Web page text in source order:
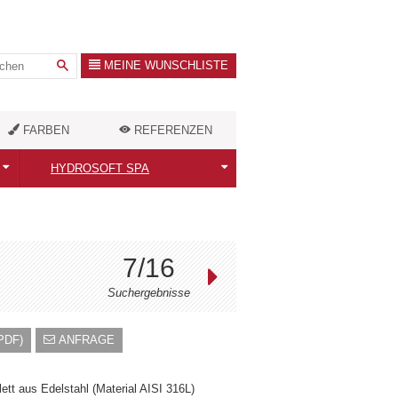
MEINE WUNSCHLISTE
FARBEN REFERENZEN
HYDROSOFT SPA
Classic / FamilyDuo
Royal
7/16
Suchergebnisse
ANFRAGE
aus Edelstahl (Material AISI 316L)